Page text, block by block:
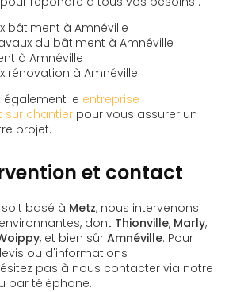
bâtiment à Amnéville
du bâtiment à Amnéville
à Amnéville
rénovation à Amnéville
également le entreprise
chantier pour vous assurer un
projet.
et contact
basé à Metz, nous intervenons
dont Thionville, Marly,
, et bien sûr Amnéville. Pour
ou d'informations
pas à nous contacter via notre
par téléphone.